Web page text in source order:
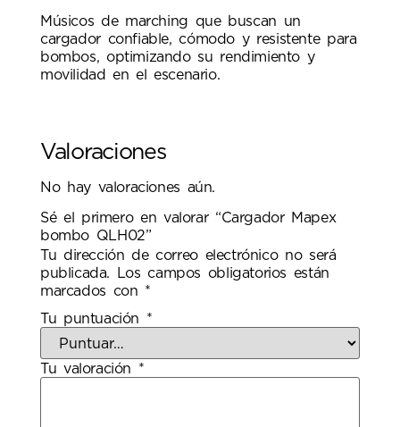
Músicos de marching que buscan un
cargador confiable, cómodo y resistente para
bombos, optimizando su rendimiento y
movilidad en el escenario.
Valoraciones
No hay valoraciones aún.
Sé el primero en valorar “Cargador Mapex
bombo QLH02”
Tu dirección de correo electrónico no será
publicada.
Los campos obligatorios están
marcados con *
Tu puntuación *
Tu valoración *